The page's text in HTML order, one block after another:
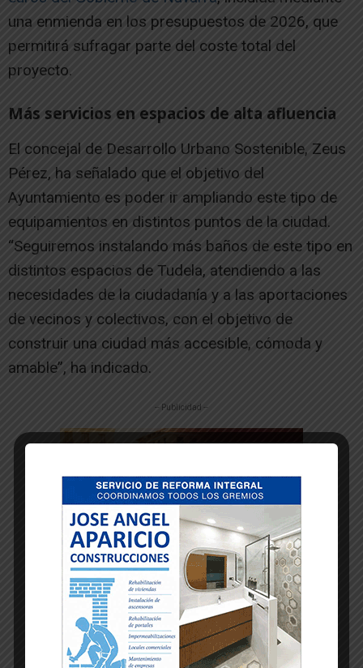
una enmienda en los presupuestos de 2026, que
permitirá sufragar parte del coste total del
proyecto.
Más servicios en espacios de alta afluencia
El concejal de Desarrollo Urbano Sostenible, Zeus
Pérez, ha señalado que el objetivo del
Ayuntamiento es poder ir ampliando este tipo de
equipamientos en distintos puntos de la ciudad.
“Seguiremos instalando más baños de este tipo en
distintos espacios de Tudela, atendiendo a las
necesidades de la ciudadanía y a las aportaciones
de vecinos y colectivos, con el objetivo de
construir una ciudad más accesible, cómoda y
amable”, ha indicado.
-- Publicidad --